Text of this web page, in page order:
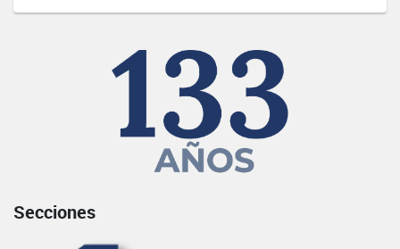
Secciones